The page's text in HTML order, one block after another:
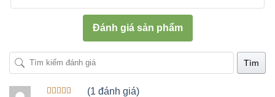
Đánh giá sản phẩm
Tìm
(1 đánh giá)